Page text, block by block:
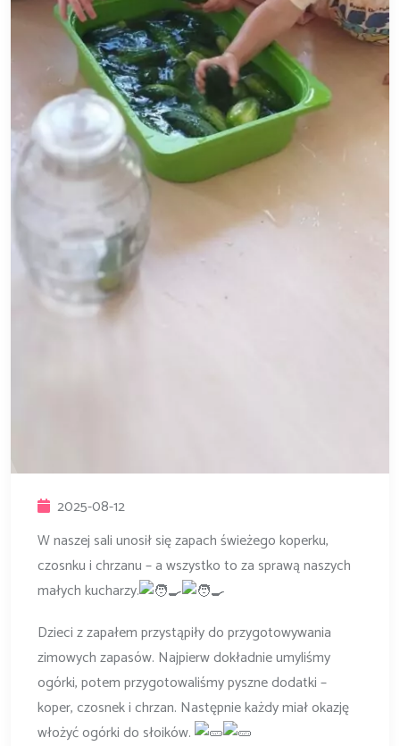
2025-08-12
W naszej sali unosił się zapach świeżego koperku,
czosnku i chrzanu – a wszystko to za sprawą naszych
małych kucharzy.
Dzieci z zapałem przystąpiły do przygotowywania
zimowych zapasów. Najpierw dokładnie umyliśmy
ogórki, potem przygotowaliśmy pyszne dodatki –
koper, czosnek i chrzan. Następnie każdy miał okazję
włożyć ogórki do słoików.